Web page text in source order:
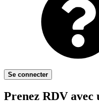
Se connecter
Prenez RDV avec